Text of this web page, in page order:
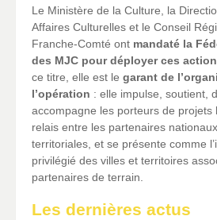
Le Ministère de la Culture, la
Affaires Culturelles et le Conseil
Franche-Comté ont mandaté la
des MJC pour déployer ces
ce titre, elle est le garant de
l’opération : elle impulse, soutient,
accompagne les porteurs de projets
relais entre les partenaires
territoriales, et se présente comme
privilégié des villes et territoires
partenaires de terrain.
Les dernières actus